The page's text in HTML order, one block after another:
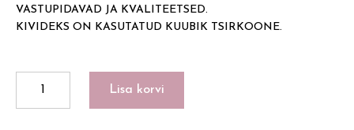
VASTUPIDAVAD JA KVALITEETSED.
KIVIDEKS ON KASUTATUD KUUBIK TSIRKOONE.
Lisa korvi